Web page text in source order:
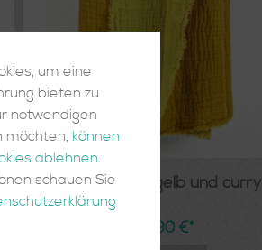
Leinendecke gelb und curry
169,90 €*
um eine
bieten zu
notwendigen
möchten, können
ablehnen.
schauen Sie